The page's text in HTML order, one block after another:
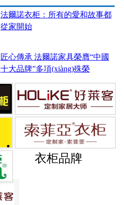
法爾諾衣柜：所有的愛和故事都
從家開始
匠心傳承 法爾諾家具榮膺“中國
十大品牌”多項(xiàng)殊榮
衣柜品牌